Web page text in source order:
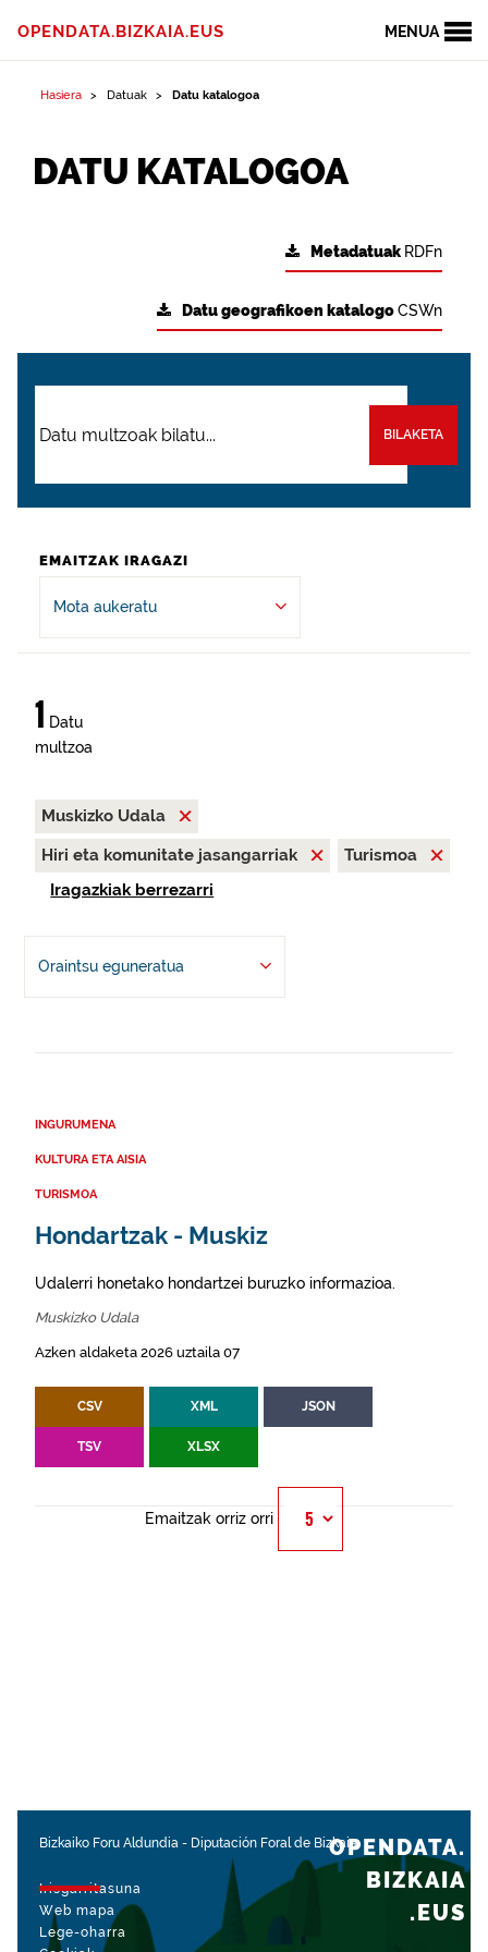
MENUA
OPENDATA.BIZKAIA.EUS
Hasiera Datuak Datu katalogoa
DATU KATALOGOA
Metadatuak RDFn
Datu geografikoen katalogoCSWn
BILAKETA
EMAITZAK IRAGAZI
Mota aukeratu
1 Datu
multzoa
Muskizko Udala
Hiri eta komunitate jasangarriak
Turismoa
Iragazkiak berrezarri
Oraintsu eguneratua
INGURUMENA
KULTURA ETA AISIA
TURISMOA
Hondartzak - Muskiz
Udalerri honetako hondartzei buruzko informazioa.
Muskizko Udala
Azken aldaketa 2026 uztaila 07
CSV XML JSON
TSV XLSX
Emaitzak orriz orri
Bizkaiko Foru Aldundia - Diputación Foral de Bizkaia
Irisgarritasuna
Web mapa
Lege-oharra
OPENDATA.
BIZKAIA
.EUS